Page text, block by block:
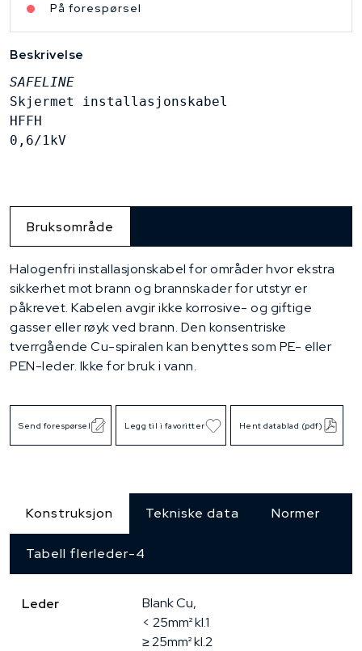
På forespørsel
Beskrivelse
SAFELINE
Skjermet installasjonskabel
HFFH
0,6/1kV
Bruksområde
Halogenfri installasjonskabel for områder hvor ekstra
sikkerhet mot brann og brannskader for utstyr er
påkrevet. Kabelen avgir ikke korrosive- og giftige
gasser eller røyk ved brann. Den konsentriske
tverrgående Cu-spiralen kan benyttes som PE- eller
PEN-leder. Ikke for bruk i vann.
Send forespørsel Legg til i favoritter Hent datablad (pdf)
Konstruksjon Tekniske data Normer
Tabell flerleder-4
Leder
Blank Cu,
< 25mm² kl.1
≥ 25mm² kl.2